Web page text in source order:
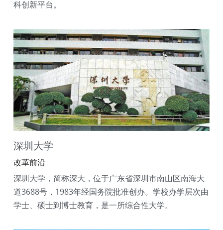
科创新平台。
深圳大学
改革前沿
深圳大学，简称深大，位于广东省深圳市南山区南海大
道3688号，1983年经国务院批准创办。学校办学层次由
学士、硕士到博士教育，是一所综合性大学。